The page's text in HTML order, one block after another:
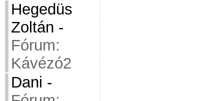
Hegedüs
Zoltán -
Fórum:
Kávézó2
Dani -